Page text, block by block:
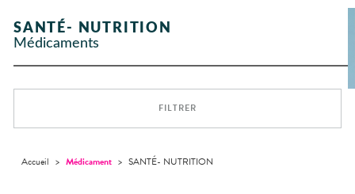
Orthopédie
Trousse à
pharmacie
Compléments
alimentaires
Dispositifs
Vétérinaire
VISAGE-
CORPS-
CHEVEUX
Etendre
Cheveux
Corps
Solaire
Piqûres
Premiers soins
Verrues
Spasmes
Vermifuges
Vitamines
- fatigue
Soins
dentaires
INTIMITÉ
Etendre
Sécheresses
MATÉRIEL ET
ACCESSOIRES
Etendre
ARTICULATIONS
articulairesEtendre
Prévention
OPHTALMOLOGIE
NOS
SPÉCIALITÉS
ÉQUIPE
INFORMATIONS
DE GARDE
VIDÉOS DE
DISPOSITIFS
APPLICATION
SCAN
D’ORDONNANCE
SANTÉ- NUTRITION
Médicaments
FILTRER
Accueil > Médicament > SANTÉ- NUTRITION